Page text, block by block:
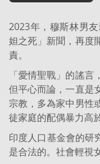
2023年，穆斯林男
妲之死」新聞，再度
責。
「愛情聖戰」的謠言
但平心而論，一直是
宗教，多為家中男性
徒家庭的配偶暴力高
印度人口基金會的研
是合法的。社會輕視